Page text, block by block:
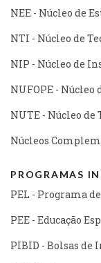
NEE - Núcleo de
NTI - Núcleo de
NIP - Núcleo de
NUFOPE - Núcleo
NUTE - Núcleo
Núcleos
PROGRAMAS
PEL - Programa
PEE - Educação
PIBID - Bolsas de